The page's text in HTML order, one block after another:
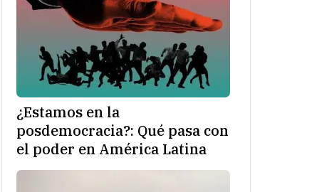
¿Estamos en la
posdemocracia?: Qué pasa con
el poder en América Latina